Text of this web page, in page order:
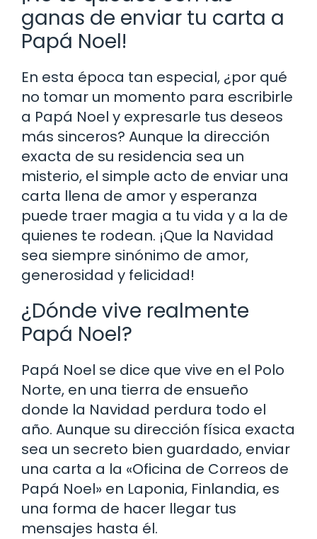
ganas de enviar tu carta a
Papá Noel!
En esta época tan especial, ¿por qué
no tomar un momento para escribirle
a Papá Noel y expresarle tus deseos
más sinceros? Aunque la dirección
exacta de su residencia sea un
misterio, el simple acto de enviar una
carta llena de amor y esperanza
puede traer magia a tu vida y a la de
quienes te rodean. ¡Que la Navidad
sea siempre sinónimo de amor,
generosidad y felicidad!
¿Dónde vive realmente
Papá Noel?
Papá Noel se dice que vive en el Polo
Norte, en una tierra de ensueño
donde la Navidad perdura todo el
año. Aunque su dirección física exacta
sea un secreto bien guardado, enviar
una carta a la «Oficina de Correos de
Papá Noel» en Laponia, Finlandia, es
una forma de hacer llegar tus
mensajes hasta él.